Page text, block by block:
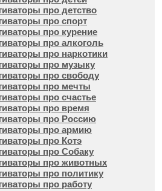
про детство
про спорт
про курение
про алкоголь
про наркотики
про музыку
про свободу
про мечты
про счастье
про время
про Россию
про армию
про Котэ
про Собаку
про животных
про политику
про работу